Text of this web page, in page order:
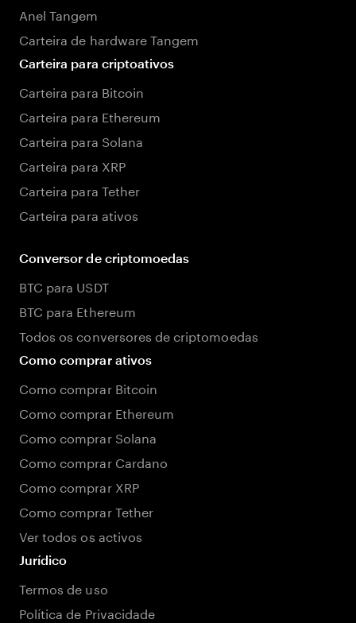
Anel Tangem
Carteira de hardware Tangem
Carteira para criptoativos
Carteira para Bitcoin
Carteira para Ethereum
Carteira para Solana
Carteira para XRP
Carteira para Tether
Carteira para ativos
Conversor de criptomoedas
BTC para USDT
BTC para Ethereum
Todos os conversores de criptomoedas
Como comprar ativos
Como comprar Bitcoin
Como comprar Ethereum
Como comprar Solana
Como comprar Cardano
Como comprar XRP
Como comprar Tether
Ver todos os activos
Jurídico
Termos de uso
Política de Privacidade